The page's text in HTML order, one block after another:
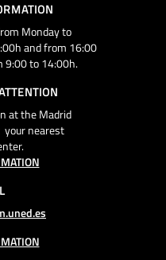
Monday to
and from 16:00
9:00 to 14:00h.
at the Madrid
your nearest